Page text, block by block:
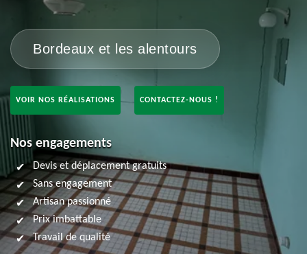
Bordeaux et les alentours
VOIR NOS RÉALISATIONS CONTACTEZ-NOUS !
Nos engagements
Devis et déplacement gratuits
Sans engagement
Artisan passionné
Prix imbattable
Travail de qualité